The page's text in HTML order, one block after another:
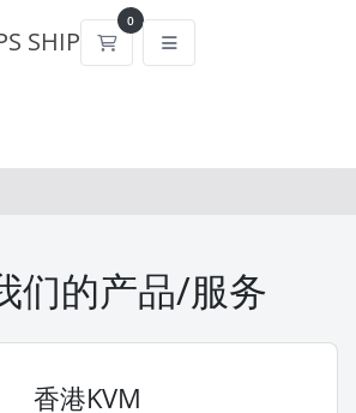
SHIP
0
购物车
们的产品/服务
香港KVM